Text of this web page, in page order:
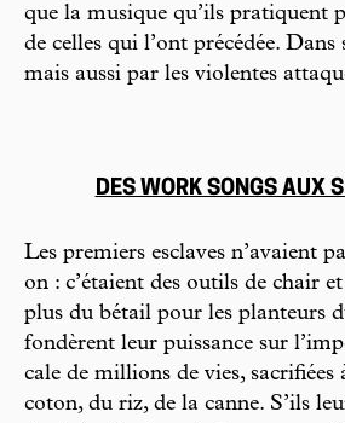
que la musique qu’ils pratiquent
de celles qui l’ont précédée. Dans
mais aussi par les violentes
DES WORK SONGS AUX
Les premiers esclaves n’avaient
on : c’étaient des outils de chair
plus du bétail pour les planteurs
fondèrent leur puissance sur
cale de millions de vies,
coton, du riz, de la canne. S’ils